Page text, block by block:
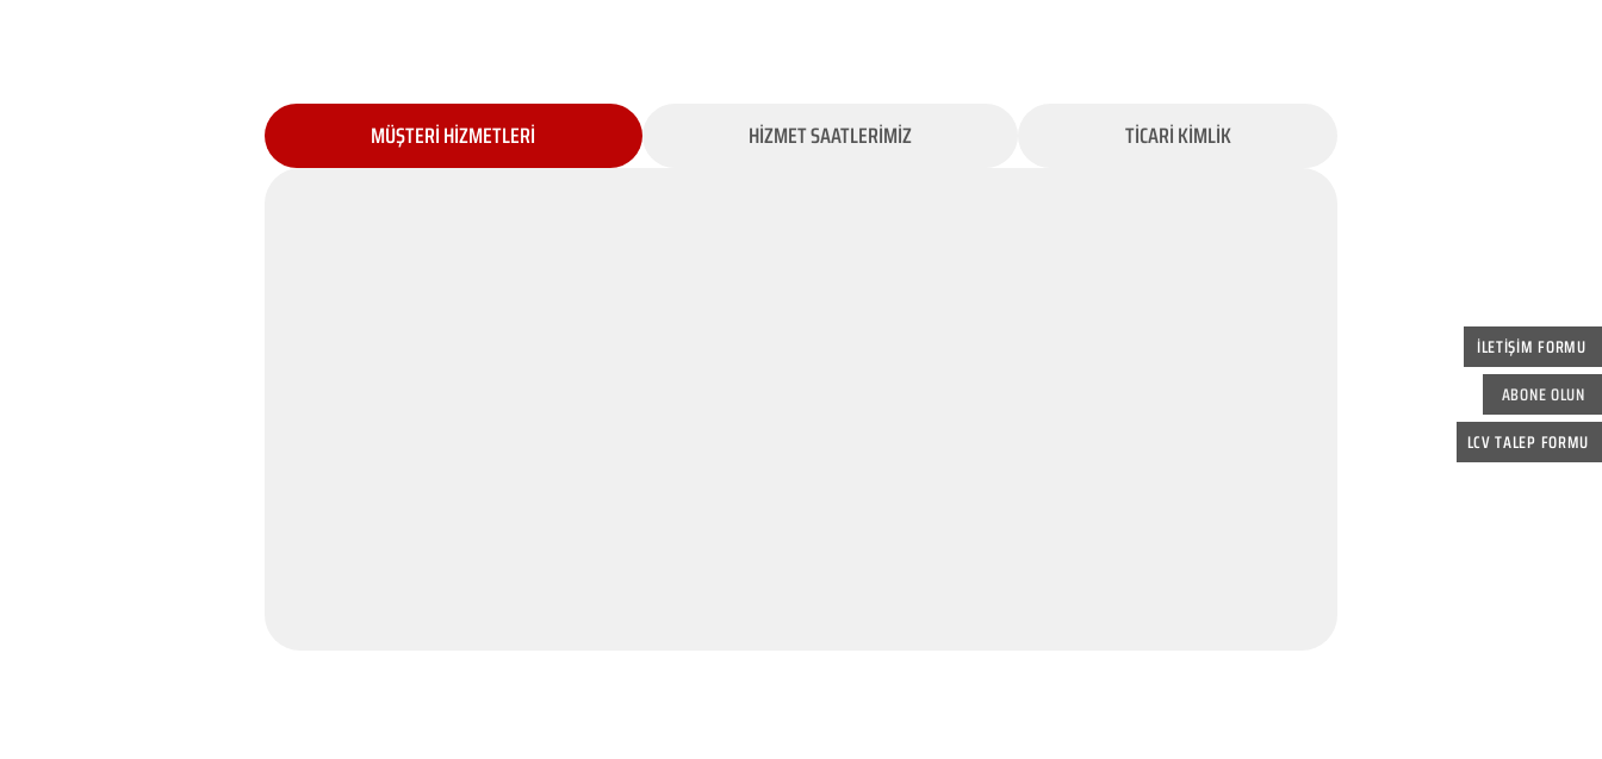
İLETİŞİM FORMU
ABONE OLUN
LCV TALEP FORMU
MÜŞTERİ HİZMETLERİ HİZMET SAATLERİMİZ TİCARİ KİMLİK